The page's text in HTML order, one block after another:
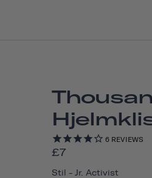
6 REVIEWS
£7
Stil - Jr. Activist